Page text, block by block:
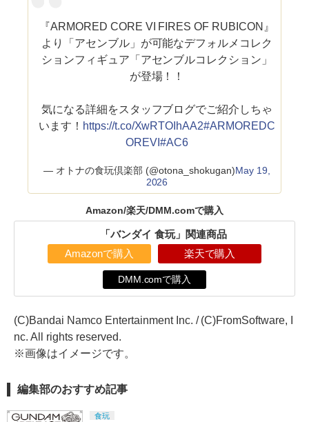
『ARMORED CORE VI FIRES OF RUBICON』
より「アセンブル」が可能なデフォルメコレク
ションフィギュア「アセンブルコレクション」
が登場！！
気になる詳細をスタッフブログでご紹介しちゃ
います！ https://t.co/XwRTOIhAA2#ARMOREDC
OREVI #AC6
— オトナの食玩倶楽部 (@otona_shokugan)May 19,
2026
Amazon/楽天/DMM.comで購入
「バンダイ 食玩」関連商品
Amazonで購入 楽天で購入
DMM.comで購入
(C)Bandai Namco Entertainment Inc. / (C)FromSoftware, I
nc. All rights reserved.
※画像はイメージです。
編集部のおすすめ記事
食玩